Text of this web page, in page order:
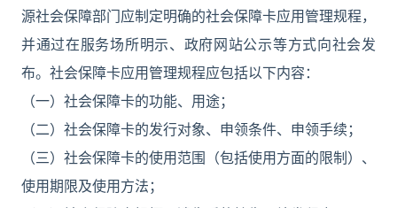
源社会保障部门应制定明确的社会保障卡应用管理规程，
并通过在服务场所明示、政府网站公示等方式向社会发
布。社会保障卡应用管理规程应包括以下内容：
（一）社会保障卡的功能、用途；
（二）社会保障卡的发行对象、申领条件、申领手续；
（三）社会保障卡的使用范围（包括使用方面的限制）、
使用期限及使用方法；